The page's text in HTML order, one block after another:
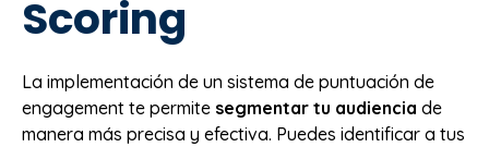
Scoring
La implementación de un sistema de puntuación de
engagement te permite segmentar tu audiencia de
manera más precisa y efectiva. Puedes identificar a tus